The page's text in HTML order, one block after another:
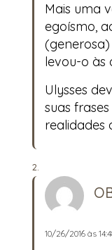
Mais uma
egoísmo,
levou-o às
Ulysses
suas
realidades
10/26/2016 às